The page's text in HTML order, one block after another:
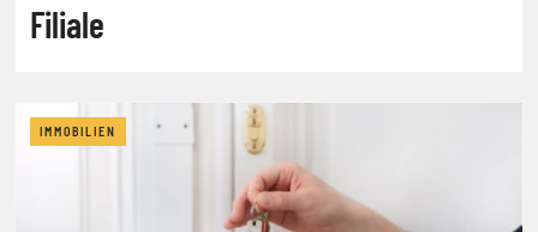
Filiale
IMMOBILIEN